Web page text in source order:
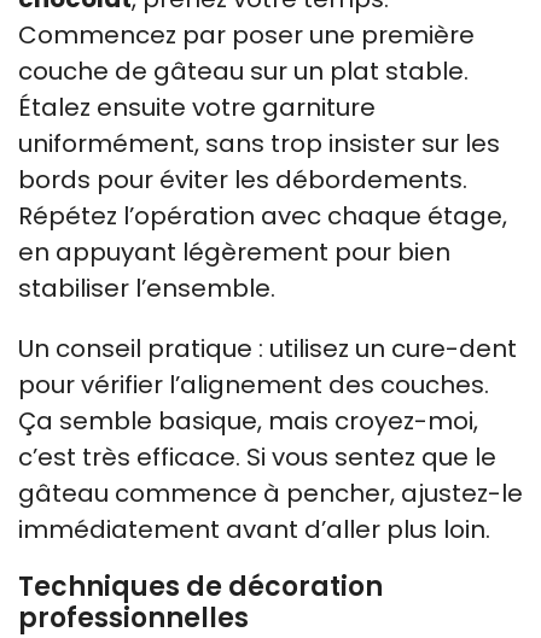
Commencez par poser une première
couche de gâteau sur un plat stable.
Étalez ensuite votre garniture
uniformément, sans trop insister sur les
bords pour éviter les débordements.
Répétez l’opération avec chaque étage,
en appuyant légèrement pour bien
stabiliser l’ensemble.
Un conseil pratique : utilisez un cure-dent
pour vérifier l’alignement des couches.
Ça semble basique, mais croyez-moi,
c’est très efficace. Si vous sentez que le
gâteau commence à pencher, ajustez-le
immédiatement avant d’aller plus loin.
Techniques de décoration
professionnelles